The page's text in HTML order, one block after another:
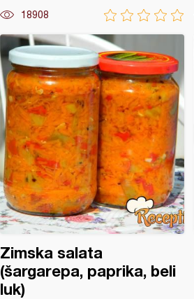
18908
Zimska salata
(šargarepa, paprika, beli
luk)